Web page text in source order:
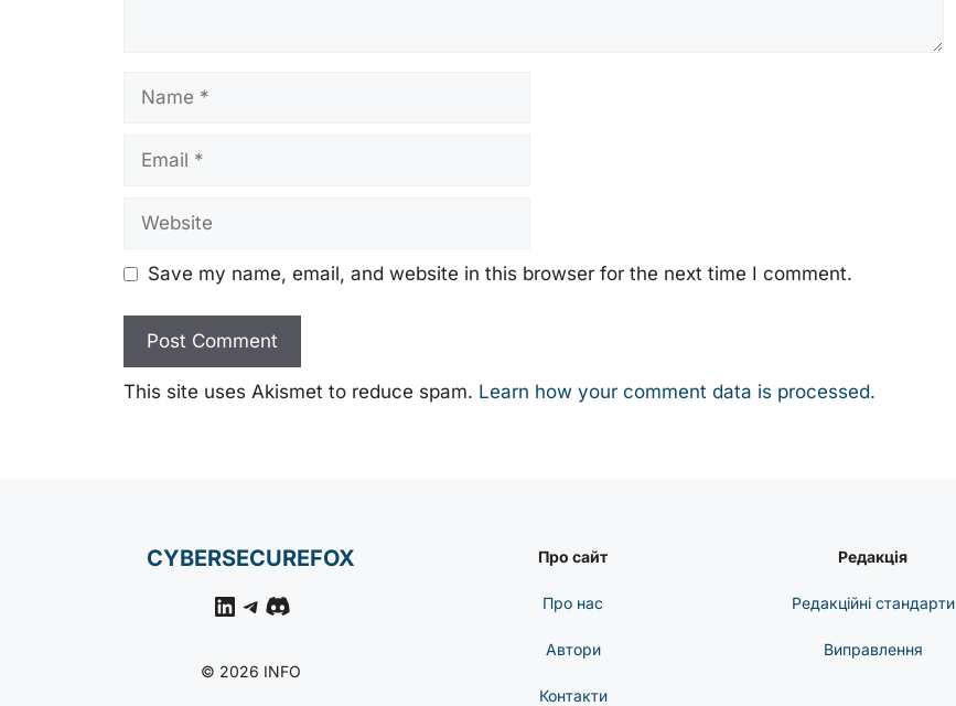
Save my name, email, and website in this browser for the next time I comment.
This site uses Akismet to reduce spam. Learn how your comment data is processed.
CYBERSECUREFOX
LinkedIn
Telegram
Discord
© 2026 INFO
Про сайт
Про нас
Автори
Контакти
Редакція
Редакційні стандарти
Виправлення